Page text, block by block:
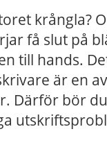
krångla?
få slut på
till hands.
är en
Därför bör